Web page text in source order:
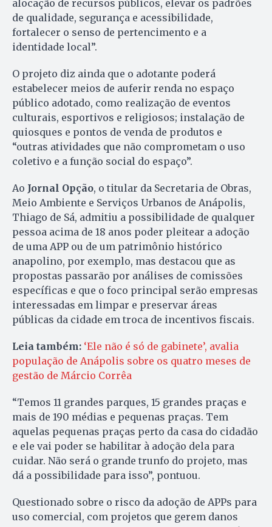
alocação de recursos públicos, elevar os padrões
de qualidade, segurança e acessibilidade,
fortalecer o senso de pertencimento e a
identidade local”.
O projeto diz ainda que o adotante poderá
estabelecer meios de auferir renda no espaço
público adotado, como realização de eventos
culturais, esportivos e religiosos; instalação de
quiosques e pontos de venda de produtos e
“outras atividades que não comprometam o uso
coletivo e a função social do espaço”.
Ao Jornal Opção, o titular da Secretaria de Obras,
Meio Ambiente e Serviços Urbanos de Anápolis,
Thiago de Sá, admitiu a possibilidade de qualquer
pessoa acima de 18 anos poder pleitear a adoção
de uma APP ou de um patrimônio histórico
anapolino, por exemplo, mas destacou que as
propostas passarão por análises de comissões
específicas e que o foco principal serão empresas
interessadas em limpar e preservar áreas
públicas da cidade em troca de incentivos fiscais.
Leia também: ‘Ele não é só de gabinete’, avalia
população de Anápolis sobre os quatro meses de
gestão de Márcio Corrêa
“Temos 11 grandes parques, 15 grandes praças e
mais de 190 médias e pequenas praças. Tem
aquelas pequenas praças perto da casa do cidadão
e ele vai poder se habilitar à adoção dela para
cuidar. Não será o grande trunfo do projeto, mas
dá a possibilidade para isso”, pontuou.
Questionado sobre o risco da adoção de APPs para
uso comercial, com projetos que gerem danos